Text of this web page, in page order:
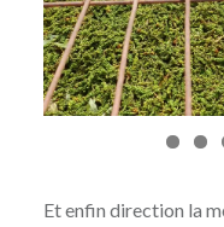
Et enfin direction la